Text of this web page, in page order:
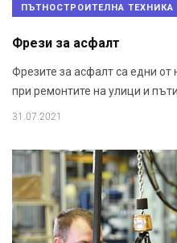
ПЪТНОСТРОИТЕЛНА ТЕХНИКА
Фрези за асфалт
Фрезите за асфалт са едни
при ремонтите на улици и
31.07.2021